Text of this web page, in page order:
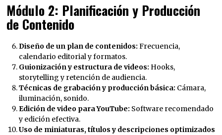
Módulo 2: Planificación y Producción
de Contenido
Diseño de un plan de contenidos: Frecuencia,
calendario editorial y formatos.
Guionización y estructura de videos: Hooks,
storytelling y retención de audiencia.
Técnicas de grabación y producción básica: Cámara,
iluminación, sonido.
Edición de video para YouTube: Software recomendado
y edición efectiva.
Uso de miniaturas, títulos y descripciones optimizados